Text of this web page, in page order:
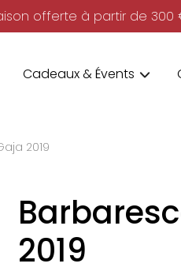
offerte à partir de 300
Cadeaux & Évents
2019
2019